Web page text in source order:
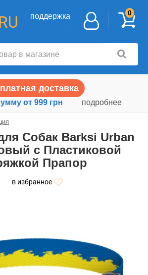
поддержка 0
доставка
от 999 грн подробнее
Собак Barksi Urban
с Пластиковой
Прапор
в избранное